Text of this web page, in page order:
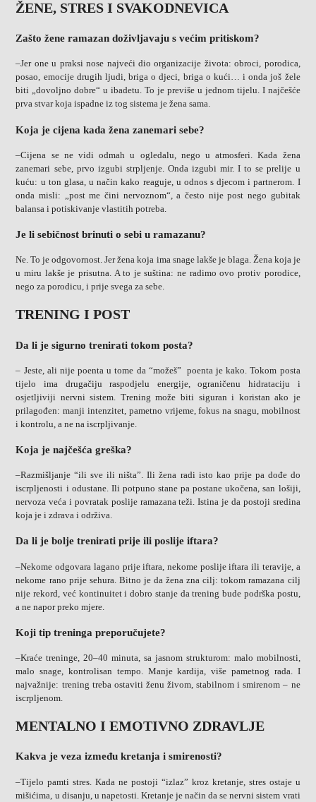
ŽENE, STRES I SVAKODNEVICA
Zašto žene ramazan doživljavaju s većim pritiskom?
–Jer one u praksi nose najveći dio organizacije života: obroci, porodica,
posao, emocije drugih ljudi, briga o djeci, briga o kući… i onda još žele
biti „dovoljno dobre“ u ibadetu. To je previše u jednom tijelu. I najčešće
prva stvar koja ispadne iz tog sistema je žena sama.
Koja je cijena kada žena zanemari sebe?
–Cijena se ne vidi odmah u ogledalu, nego u atmosferi. Kada žena
zanemari sebe, prvo izgubi strpljenje. Onda izgubi mir. I to se prelije u
kuću: u ton glasa, u način kako reaguje, u odnos s djecom i partnerom. I
onda misli: „post me čini nervoznom“, a često nije post nego gubitak
balansa i potiskivanje vlastitih potreba.
Je li sebičnost brinuti o sebi u ramazanu?
Ne. To je odgovornost. Jer žena koja ima snage lakše je blaga. Žena koja je
u miru lakše je prisutna. A to je suština: ne radimo ovo protiv porodice,
nego za porodicu, i prije svega za sebe.
TRENING I POST
Da li je sigurno trenirati tokom posta?
– Jeste, ali nije poenta u tome da “možeš” poenta je kako. Tokom posta
tijelo ima drugačiju raspodjelu energije, ograničenu hidrataciju i
osjetljiviji nervni sistem. Trening može biti siguran i koristan ako je
prilagođen: manji intenzitet, pametno vrijeme, fokus na snagu, mobilnost
i kontrolu, a ne na iscrpljivanje.
Koja je najčešća greška?
–Razmišljanje “ili sve ili ništa”. Ili žena radi isto kao prije pa dođe do
iscrpljenosti i odustane. Ili potpuno stane pa postane ukočena, san lošiji,
nervoza veća i povratak poslije ramazana teži. Istina je da postoji sredina
koja je i zdrava i održiva.
Da li je bolje trenirati prije ili poslije iftara?
–Nekome odgovara lagano prije iftara, nekome poslije iftara ili teravije, a
nekome rano prije sehura. Bitno je da žena zna cilj: tokom ramazana cilj
nije rekord, već kontinuitet i dobro stanje da trening bude podrška postu,
a ne napor preko mjere.
Koji tip treninga preporučujete?
–Kraće treninge, 20–40 minuta, sa jasnom strukturom: malo mobilnosti,
malo snage, kontrolisan tempo. Manje kardija, više pametnog rada. I
najvažnije: trening treba ostaviti ženu živom, stabilnom i smirenom – ne
iscrpljenom.
MENTALNO I EMOTIVNO ZDRAVLJE
Kakva je veza između kretanja i smirenosti?
–Tijelo pamti stres. Kada ne postoji “izlaz” kroz kretanje, stres ostaje u
mišićima, u disanju, u napetosti. Kretanje je način da se nervni sistem vrati